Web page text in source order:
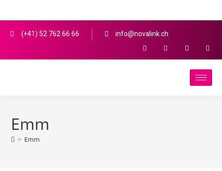
(+41) 52 762 66 66 info@novalink.ch
Emm
> Emm